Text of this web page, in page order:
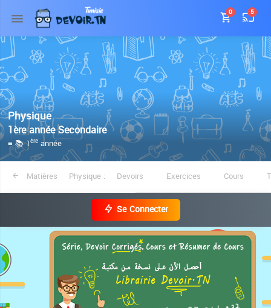
0 5
Physique
1ère année Secondaire
≡ 📚 1ère année
Matières Physique : Devoirs Exercices Cours
Se Connecter